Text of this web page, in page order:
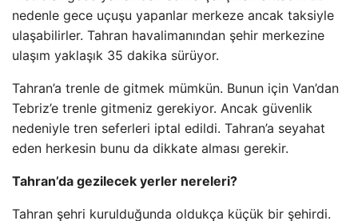
nedenle gece uçuşu yapanlar merkeze ancak taksiyle
ulaşabilirler. Tahran havalimanından şehir merkezine
ulaşım yaklaşık 35 dakika sürüyor.
Tahran’a trenle de gitmek mümkün. Bunun için Van’dan
Tebriz’e trenle gitmeniz gerekiyor. Ancak güvenlik
nedeniyle tren seferleri iptal edildi. Tahran’a seyahat
eden herkesin bunu da dikkate alması gerekir.
Tahran’da gezilecek yerler nereleri?
Tahran şehri kurulduğunda oldukça küçük bir şehirdi.